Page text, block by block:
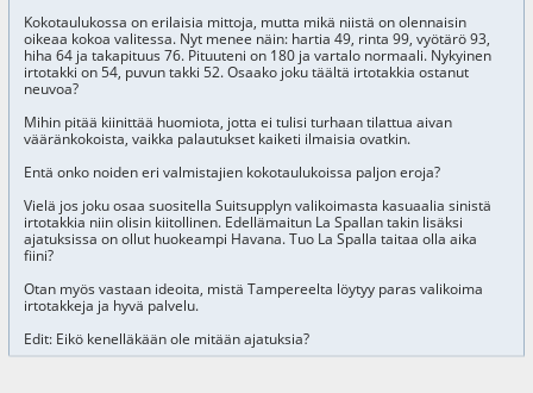
Kokotaulukossa on erilaisia mittoja, mutta mikä niistä on olennaisin
oikeaa kokoa valitessa. Nyt menee näin: hartia 49, rinta 99, vyötärö 93,
hiha 64 ja takapituus 76. Pituuteni on 180 ja vartalo normaali. Nykyinen
irtotakki on 54, puvun takki 52. Osaako joku täältä irtotakkia ostanut
neuvoa?
Mihin pitää kiinittää huomiota, jotta ei tulisi turhaan tilattua aivan
vääränkokoista, vaikka palautukset kaiketi ilmaisia ovatkin.
Entä onko noiden eri valmistajien kokotaulukoissa paljon eroja?
Vielä jos joku osaa suositella Suitsupplyn valikoimasta kasuaalia sinistä
irtotakkia niin olisin kiitollinen. Edellämaitun La Spallan takin lisäksi
ajatuksissa on ollut huokeampi Havana. Tuo La Spalla taitaa olla aika
fiini?
Otan myös vastaan ideoita, mistä Tampereelta löytyy paras valikoima
irtotakkeja ja hyvä palvelu.
Edit: Eikö kenelläkään ole mitään ajatuksia?